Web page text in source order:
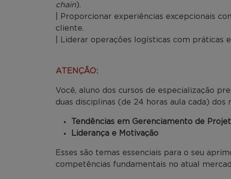
chain).
| Proporcionar experiências excepcionais
cliente.
| Liderar operações logísticas com práticas
ATENÇÃO:
Você, aluno dos cursos de especialização
duas disciplinas (de 24 horas aula cada) dos
Tendências em Gerenciamento de
Liderança e Motivação
Esses são temas essenciais para o seu
competências fundamentais no atual